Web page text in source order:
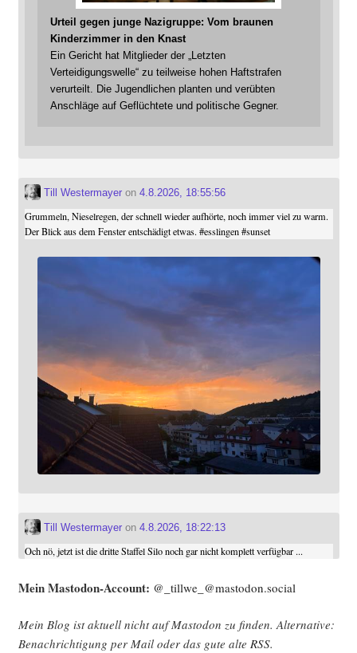
Urteil gegen junge Nazigruppe: Vom braunen
Kinderzimmer in den Knast
Ein Gericht hat Mitglieder der „Letzten
Verteidigungswelle“ zu teilweise hohen Haftstrafen
verurteilt. Die Jugendlichen planten und verübten
Anschläge auf Geflüchtete und politische Gegner.
Till Westermayeron 4.8.2026, 18:55:56
Grummeln, Nieselregen, der schnell wieder aufhörte, noch immer viel zu warm.
Der Blick aus dem Fenster entschädigt etwas. #esslingen #sunset
Till Westermayeron 4.8.2026, 18:22:13
Och nö, jetzt ist die dritte Staffel Silo noch gar nicht komplett verfügbar ...
Mein Mast­o­don-Account: @_tillwe_@mastodon.social
Mein Blog ist aktu­ell nicht auf Mast­o­don zu fin­den. Alter­na­ti­ve:
Benach­rich­ti­gung per Mail oder das gute alte RSS.